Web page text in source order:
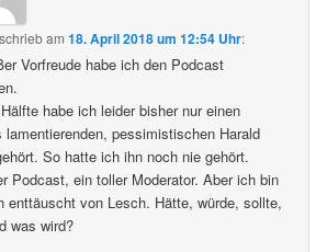
schriebam18. April 2018 um 12:54 Uhr:
Vorfreude habe ich den Podcast
habe ich leider bisher nur einen
lamentierenden, pessimistischen Harald
So hatte ich ihn noch nie gehört.
Podcast, ein toller Moderator. Aber ich bin
enttäuscht von Lesch. Hätte, würde, sollte,
was wird?